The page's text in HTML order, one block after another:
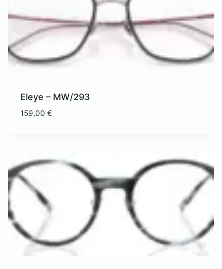
Eleye – MW/293
159,00€